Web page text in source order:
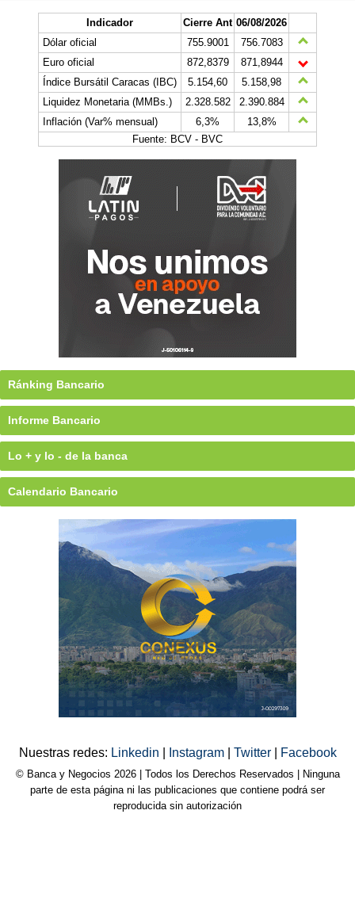
Indicador Cierre Ant 06/08/2026
Dólar oficial
755.9001
756.7083
Euro oficial
872,8379
871,8944
Índice Bursátil Caracas (IBC)
5.154,60
5.158,98
Liquidez Monetaria (MMBs.)
2.328.582
2.390.884
Inflación (Var% mensual)
6,3%
13,8%
Fuente: BCV - BVC
Ránking Bancario
Informe Bancario
Lo + y lo - de la banca
Calendario Bancario
Nuestras redes: Linkedin Instagram Twitter Facebook
© Banca y Negocios 2026 | Todos los Derechos Reservados | Ninguna
parte de esta página ni las publicaciones que contiene podrá ser
reproducida sin autorización